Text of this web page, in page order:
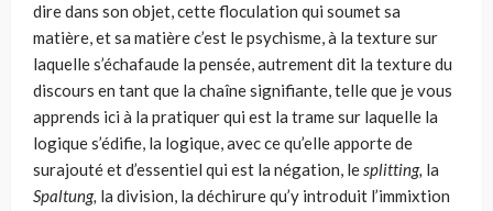
dire dans son objet, cette floculation qui soumet sa
matière, et sa matière c’est le psychisme, à la texture sur
laquelle s’échafaude la pensée, autrement dit la texture du
discours en tant que la chaîne signifiante, telle que je vous
apprends ici à la pratiquer qui est la trame sur laquelle la
logique s’édifie, la logique, avec ce qu’elle apporte de
surajouté et d’es­sentiel qui est la négation, lesplitting, la
Spaltung, la division, la déchirure qu’y introduit l’immixtion